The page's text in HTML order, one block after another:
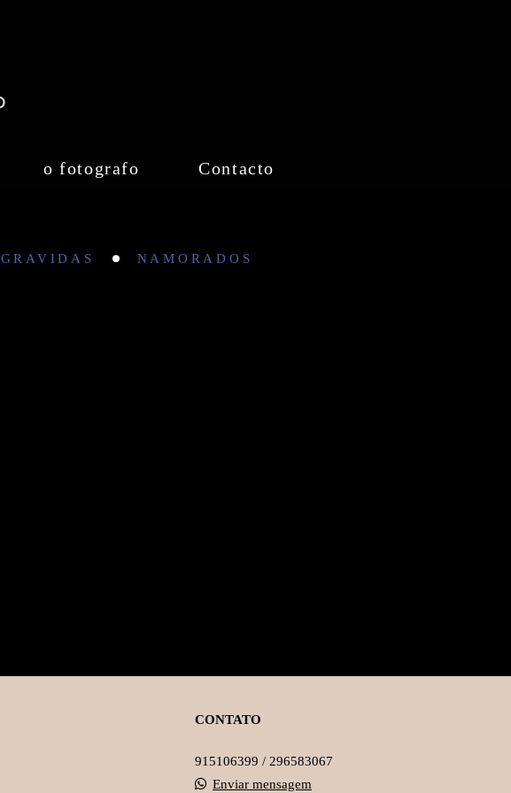
o fotografo Contacto
GRAVIDAS NAMORADOS
CONTATO
915106399 / 296583067
Enviar mensagem